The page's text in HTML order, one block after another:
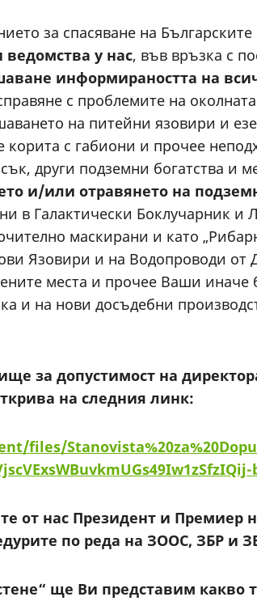
за спасяване на
ведомства у нас, във връзка с
информираността на
с проблемите на
на питейни язовири и
корита с габиони и прочее
други подземни богатства и
и/или отравянето на
в Галактически Боклучарник и
маскирани и като
Язовири и на Водопроводи
места и прочее Ваши
и на нови досъдебни
за допустимост на
на следния линк:
от нас Президент и Премиер
по реда на ЗООС, ЗБР и
ще Ви представим какво